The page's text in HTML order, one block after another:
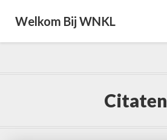
Welkom Bij WNKL
Citaten